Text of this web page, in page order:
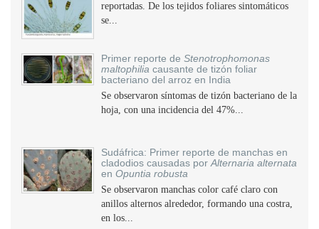
reportadas. De los tejidos foliares sintomáticos
se...
Primer reporte de Stenotrophomonas
maltophilia causante de tizón foliar
bacteriano del arroz en India
Se observaron síntomas de tizón bacteriano de la
hoja, con una incidencia del 47%...
Sudáfrica: Primer reporte de manchas en
cladodios causadas por Alternaria alternata
en Opuntia robusta
Se observaron manchas color café claro con
anillos alternos alrededor, formando una costra,
en los...